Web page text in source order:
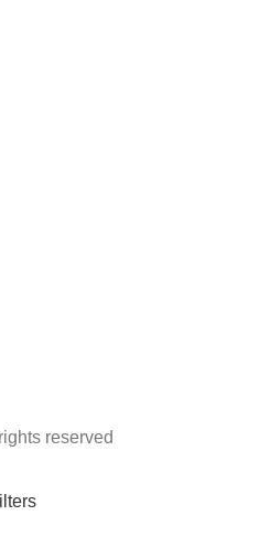
reserved